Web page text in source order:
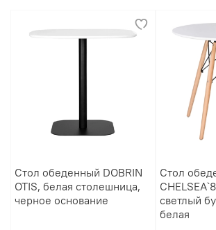
Стол обеденный DOBRIN
OTIS, белая столешница,
черное основание
Стол
светлый
белая